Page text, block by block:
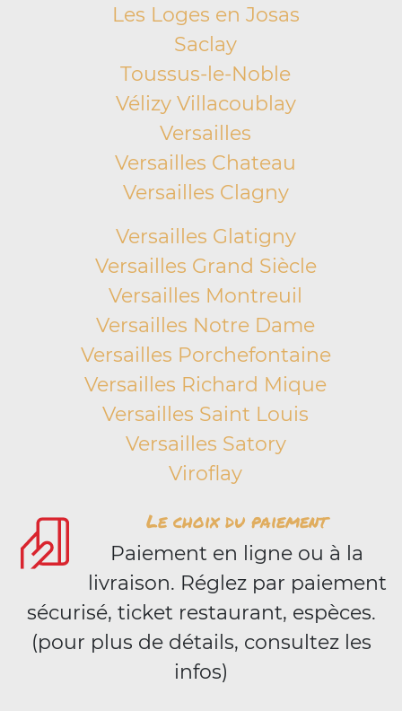
Les Loges en Josas
Saclay
Toussus-le-Noble
Vélizy Villacoublay
Versailles
Versailles Chateau
Versailles Clagny
Versailles Glatigny
Versailles Grand Siècle
Versailles Montreuil
Versailles Notre Dame
Versailles Porchefontaine
Versailles Richard Mique
Versailles Saint Louis
Versailles Satory
Viroflay
Le choix du paiement
Paiement en ligne ou à la
livraison. Réglez par paiement
sécurisé, ticket restaurant, espèces.
(pour plus de détails, consultez les
infos)